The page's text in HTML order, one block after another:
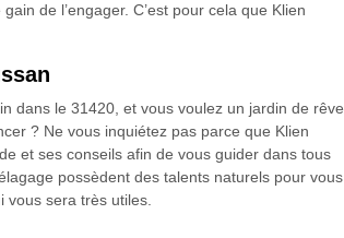
de l’engager. C’est pour cela que Klien
dans le 31420, et vous voulez un jardin de rêve
? Ne vous inquiétez pas parce que Klien
et ses conseils afin de vous guider dans tous
possèdent des talents naturels pour vous
sera très utiles.